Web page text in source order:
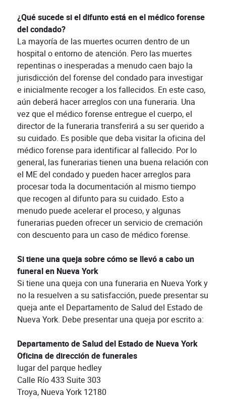
¿Qué sucede si el difunto está en el médico forense
del condado?
La mayoría de las muertes ocurren dentro de un
hospital o entorno de atención. Pero las muertes
repentinas o inesperadas a menudo caen bajo la
jurisdicción del forense del condado para investigar
e inicialmente recoger a los fallecidos. En este caso,
aún deberá hacer arreglos con una funeraria. Una
vez que el médico forense entregue el cuerpo, el
director de la funeraria transferirá a su ser querido a
su cuidado. Es posible que deba visitar la oficina del
médico forense para identificar al fallecido. Por lo
general, las funerarias tienen una buena relación con
el ME del condado y pueden hacer arreglos para
procesar toda la documentación al mismo tiempo
que recogen al difunto para su cuidado. Esto a
menudo puede acelerar el proceso, y algunas
funerarias pueden ofrecer un servicio de cremación
con descuento para un caso de médico forense.
Si tiene una queja sobre cómo se llevó a cabo un
funeral en Nueva York
Si tiene una queja con una funeraria en Nueva York y
no la resuelven a su satisfacción, puede presentar su
queja ante el Departamento de Salud del Estado de
Nueva York. Debe presentar una queja por escrito a:
Departamento de Salud del Estado de Nueva York
Oficina de dirección de funerales
lugar del parque hedley
Calle Río 433 Suite 303
Troya, Nueva York 12180